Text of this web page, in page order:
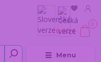
Menu
0
0,00 €